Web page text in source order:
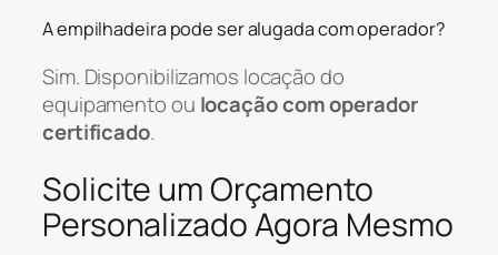
A empilhadeira pode ser alugada com operador?
Sim. Disponibilizamos locação do
equipamento ou locação com operador
certificado.
Solicite um Orçamento
Personalizado Agora Mesmo